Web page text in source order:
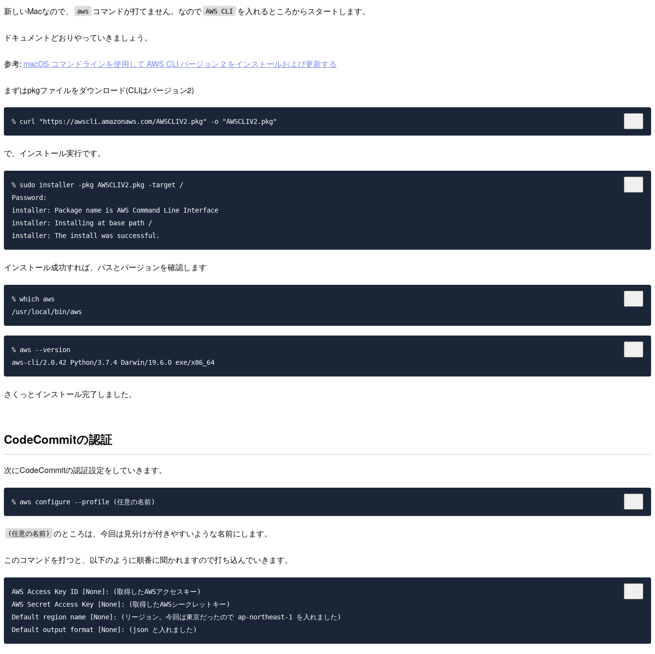
新しいMacなので、 aws コマンドが打てません。なので AWS CLI を入れるところからスタートします。
ドキュメントどおりやっていきましょう。
参考: macOS コマンドラインを使用して AWS CLI バージョン 2 をインストールおよび更新する
まずはpkgファイルをダウンロード(CLIはバージョン2)
で、インストール実行です。
% sudo installer -pkg AWSCLIV2.pkg -target /
Password:
installer: Package name is AWS Command Line Interface
installer: Installing at base path /
インストール成功すれば、パスとバージョンを確認します
% which aws
% aws --version
さくっとインストール完了しました。
CodeCommitの認証
次にCodeCommitの認証設定をしていきます。
(任意の名前) のところは、今回は見分けが付きやすいような名前にします。
このコマンドを打つと、以下のように順番に聞かれますので打ち込んでいきます。
AWS Access Key ID [None]: (取得したAWSアクセスキー)
AWS Secret Access Key [None]: (取得したAWSシークレットキー)
Default region name [None]: (リージョン。今回は東京だったので ap-northeast-1 を入れました)